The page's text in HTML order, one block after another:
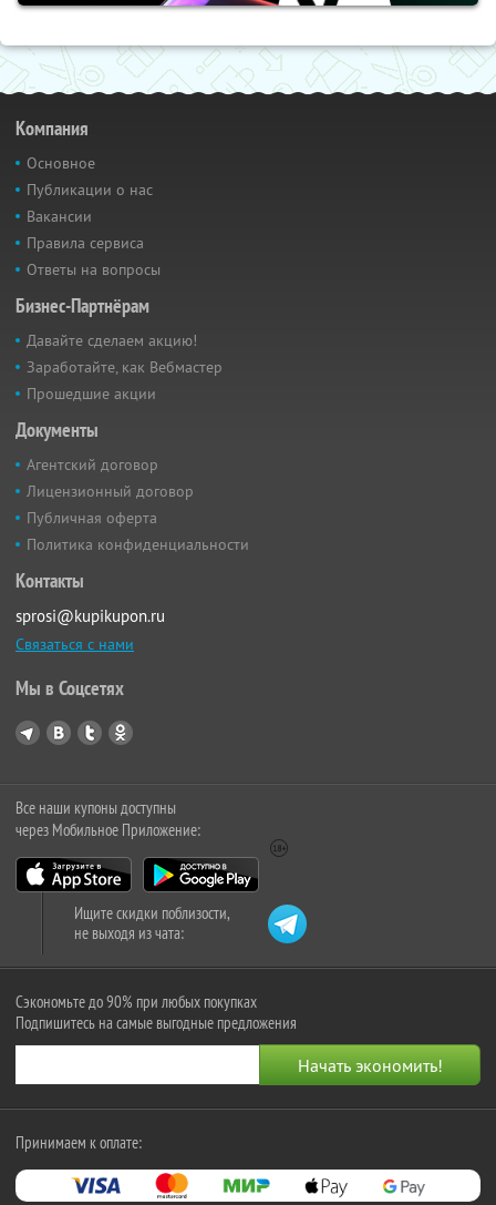
Компания
Основное
Публикации о нас
Вакансии
Правила сервиса
Ответы на вопросы
Бизнес-Партнёрам
Давайте сделаем акцию!
Заработайте, как Вебмастер
Прошедшие акции
Документы
Агентский договор
Лицензионный договор
Публичная оферта
Политика конфиденциальности
Контакты
sprosi@kupikupon.ru
Связаться с нами
Мы в Соцсетях
Все наши купоны доступны
через Мобильное Приложение:
Ищите скидки поблизости,
не выходя из чата:
Сэкономьте до 90% при любых покупках
Подпишитесь на самые выгодные предложения
Принимаем к оплате: